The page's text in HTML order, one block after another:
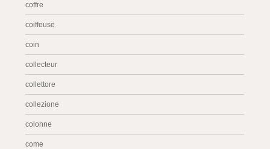
coffre
coiffeuse
coin
collecteur
collettore
collezione
colonne
come